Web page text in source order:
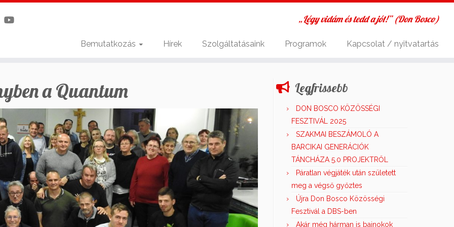
„Légy vidám és tedd a jót!” (Don Bosco)
Bemutatkozás Hírek Szolgáltatásaink Programok Kapcsolat / nyitvatartás
a Quantum Legfrissebb
DON BOSCO KÖZÖSSÉGI
FESZTIVÁL 2025
SZAKMAI BESZÁMOLÓ A
BARCIKAI GENERÁCIÓK
TÁNCHÁZA 5.0 PROJEKTRŐL
Páratlan végjáték után született
meg a végső győztes
Újra Don Bosco Közösségi
Fesztivál a DBS-ben
Akár még hárman is bajnokok